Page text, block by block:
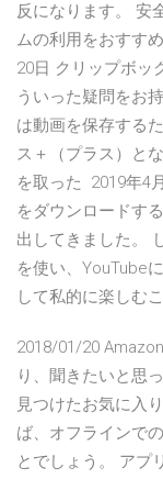
反になります。 安
ムの利用をおすす
20日 クリップボッ
ういった疑問をお
は動画を保存する
ス＋（プラス）と
を取った 2019年4
をダウンロードす
出してきました。
を使い、YouTube
して私的に楽しむ
2018/01/20
り、聞きたいと思
見つけたお気に入
ば、オフラインで
とでしょう。 アプ